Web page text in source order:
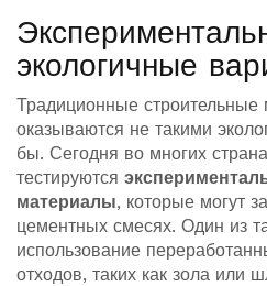
экологичные
Традиционные строительные
оказываются не такими
бы. Сегодня во многих
тестируются
материалы, которые могут
цементных смесях. Один из
использование
отходов, таких как зола или